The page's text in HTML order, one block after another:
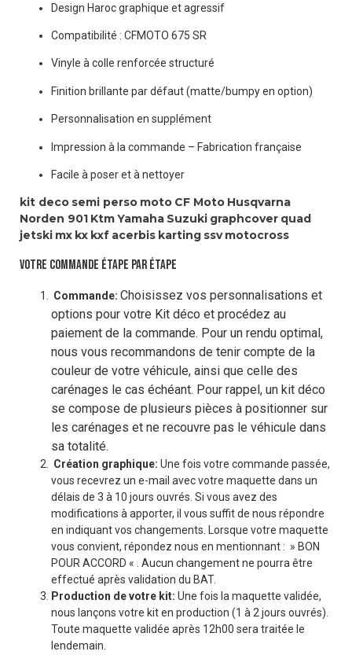
Design Haroc graphique et agressif
Compatibilité : CFMOTO 675 SR
Vinyle à colle renforcée structuré
Finition brillante par défaut (matte/bumpy en option)
Personnalisation en supplément
Impression à la commande – Fabrication française
Facile à poser et à nettoyer
kit deco semi perso moto CF Moto Husqvarna
Norden 901 KtmYamaha Suzuki graphcover quad
jetski mx kx kxf acerbis karting ssv motocross
VOTRE COMMANDE ÉTAPE PAR ÉTAPE
Commande: Choisissez vos personnalisations et
options pour votre Kit déco et procédez au
paiement de la commande. Pour un rendu optimal,
nous vous recommandons de tenir compte de la
couleur de votre véhicule, ainsi que celle des
carénages le cas échéant. Pour rappel, un kit déco
se compose de plusieurs pièces à positionner sur
les carénages et ne recouvre pas le véhicule dans
sa totalité.
Création graphique: Une fois votre commande passée,
vous recevrez un e-mail avec votre maquette dans un
délais de 3 à 10 jours ouvrés. Si vous avez des
modifications à apporter, il vous suffit de nous répondre
en indiquant vos changements. Lorsque votre maquette
vous convient, répondez nous en mentionnant : » BON
POUR ACCORD « . Aucun changement ne pourra être
effectué après validation du BAT.
Production de votre kit: Une fois la maquette validée,
nous lançons votre kit en production (1 à 2 jours ouvrés).
Toute maquette validée après 12h00 sera traitée le
lendemain.